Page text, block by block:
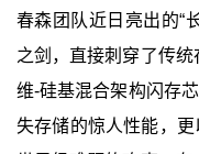
春森团队近日亮出的“
之剑，直接刺穿了传
维-硅基混合架构闪存
失存储的惊人性能，